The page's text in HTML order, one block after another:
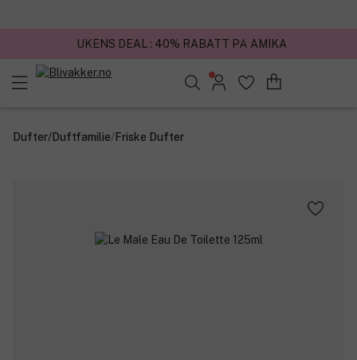
✓ Bestillinger før kl. 12 sendes samme dag
Søk blant merker, kategorier og produkter
Dufter/Duftfamilie/Friske Dufter